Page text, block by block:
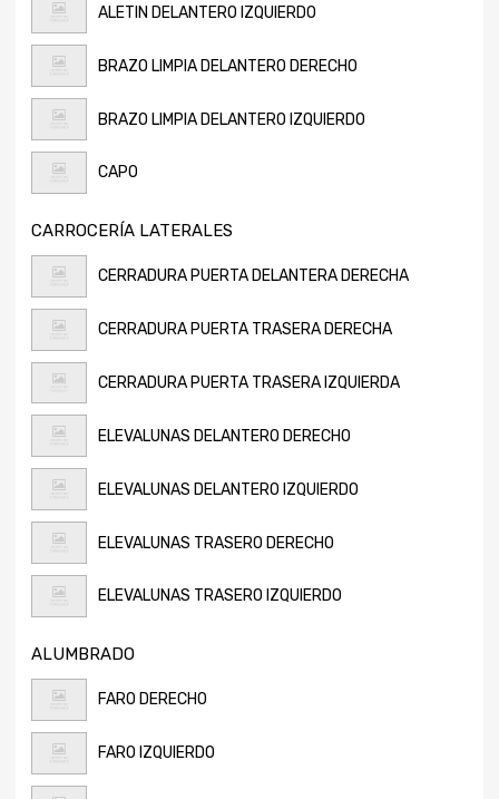
ALETIN DELANTERO IZQUIERDO
BRAZO LIMPIA DELANTERO DERECHO
BRAZO LIMPIA DELANTERO IZQUIERDO
CAPO
CARROCERÍA LATERALES
CERRADURA PUERTA DELANTERA DERECHA
CERRADURA PUERTA TRASERA DERECHA
CERRADURA PUERTA TRASERA IZQUIERDA
ELEVALUNAS DELANTERO DERECHO
ELEVALUNAS DELANTERO IZQUIERDO
ELEVALUNAS TRASERO DERECHO
ELEVALUNAS TRASERO IZQUIERDO
ALUMBRADO
FARO DERECHO
FARO IZQUIERDO